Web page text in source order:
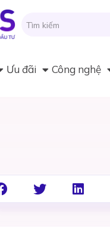
Ưu đãi Công nghệ